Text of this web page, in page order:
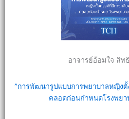
อาจารย์อ้อมใจ สิท
‎”การพัฒนารูปแบบการพยาบาลหญิง
คลอดก่อนกำหนดโรงพยา